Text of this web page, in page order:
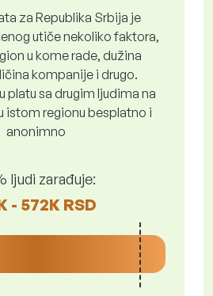
za Republika Srbija je
utiče nekoliko faktora,
u kome rade, dužina
kompanije i drugo.
platu sa drugim ljudima na
istom regionu besplatno i
anonimno
ljudi zarađuje:
- 572K RSD